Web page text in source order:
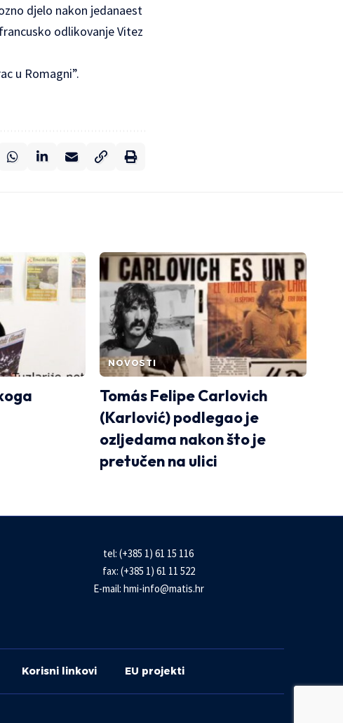
djelo nakon jedanaest
odlikovanje Vitez
u Romagni”.
NOVOSTI
Tomás Felipe Carlovich
(Karlović) podlegao je
ozljedama nakon što je
pretučen na ulici
tel: (+385 1) 61 15 116
fax: (+385 1) 61 11 522
E-mail: hmi-info@matis.hr
Korisni linkovi EU projekti